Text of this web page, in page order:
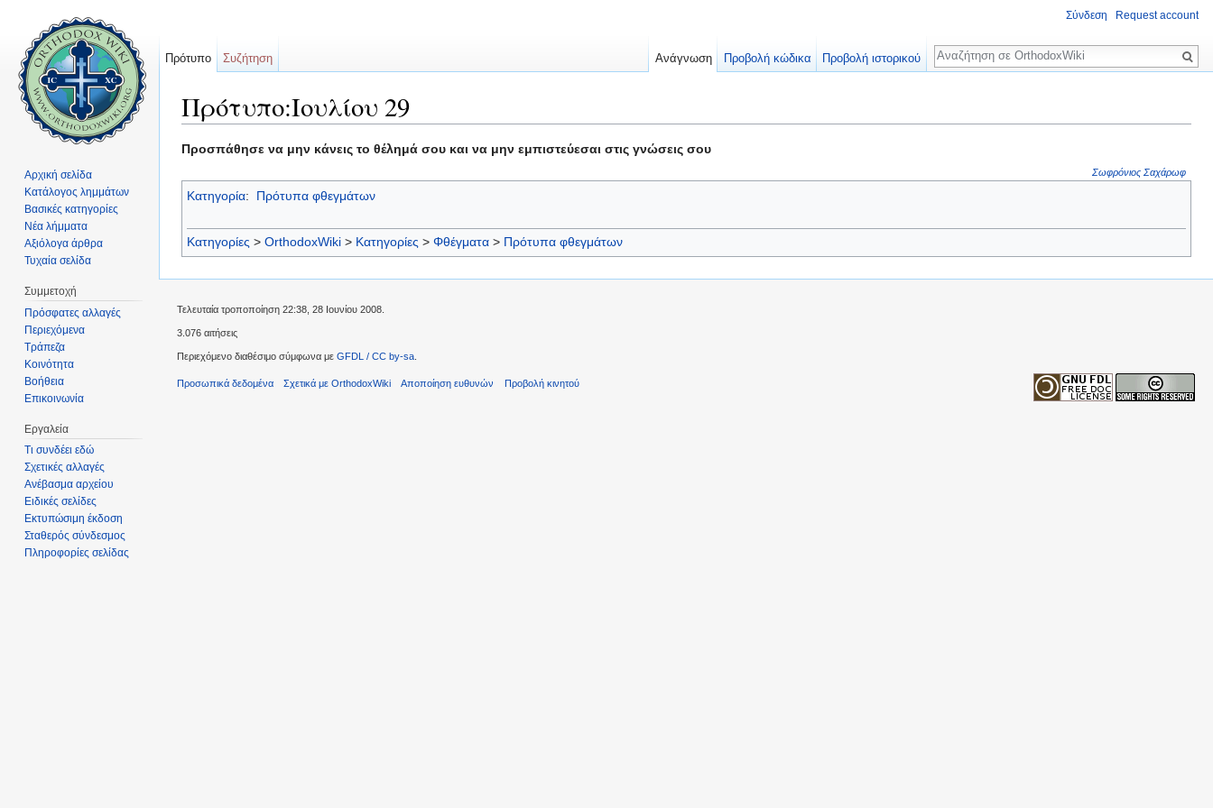
Πρότυπο:Ιουλίου 29
Προσπάθησε να μην κάνεις το θέλημά σου και να μην εμπιστεύεσαι στις γνώσεις σου
Σωφρόνιος Σαχάρωφ
Κατηγορία: Πρότυπα φθεγμάτων
Κατηγορίες > OrthodoxWiki > Κατηγορίες > Φθέγματα > Πρότυπα φθεγμάτων
Σύνδεση Request account
Πρότυπο Συζήτηση Ανάγνωση Προβολή κώδικα Προβολή ιστορικού
Αναζήτηση
Αρχική σελίδα
Κατάλογος λημμάτων
Βασικές κατηγορίες
Νέα λήμματα
Αξιόλογα άρθρα
Τυχαία σελίδα
Συμμετοχή
Πρόσφατες αλλαγές
Περιεχόμενα
Τράπεζα
Κοινότητα
Βοήθεια
Επικοινωνία
Εργαλεία
Τι συνδέει εδώ
Σχετικές αλλαγές
Ανέβασμα αρχείου
Ειδικές σελίδες
Εκτυπώσιμη έκδοση
Σταθερός σύνδεσμος
Πληροφορίες σελίδας
Τελευταία τροποποίηση 22:38, 28 Ιουνίου 2008.
3.076 αιτήσεις
Περιεχόμενο διαθέσιμο σύμφωνα με GFDL / CC by-sa
Προσωπικά δεδομένα Σχετικά με OrthodoxWiki Αποποίηση ευθυνών Προβολή κινητού